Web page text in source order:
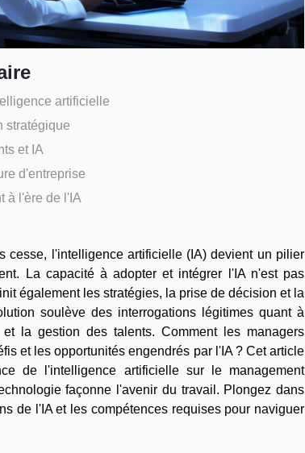
artificielle
stratégique
et IA
d'entreprise
à l'ère de l'IA
cesse, l'intelligence artificielle (IA) devient un pilier
La capacité à adopter et intégrer l'IA n'est pas
également les stratégies, la prise de décision et la
soulève des interrogations légitimes quant à
la gestion des talents. Comment les managers
et les opportunités engendrés par l'IA ? Cet article
de l'intelligence artificielle sur le management
façonne l'avenir du travail. Plongez dans
de l'IA et les compétences requises pour naviguer